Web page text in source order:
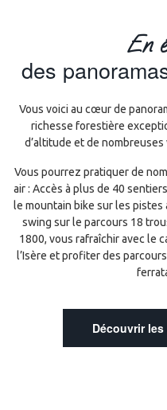
En
des
Vous voici au cœur de
richesse forestière
d’altitude et de
Vous pourrez pratiquer de
air : Accès à plus de 40
le mountain bike sur les pistes
swing sur le parcours 18
1800, vous rafraîchir avec le
l’Isère et profiter des
Découvrir